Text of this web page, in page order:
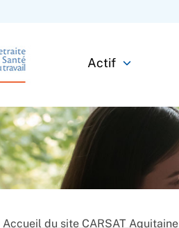
Actif
Accueil du site CARSAT Aquitaine